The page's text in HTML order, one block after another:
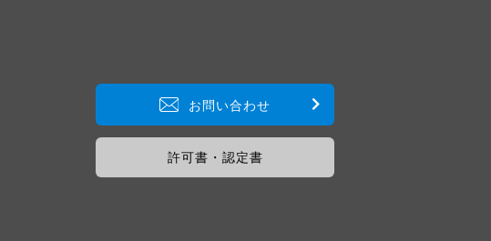
お問い合わせ
許可書・認定書